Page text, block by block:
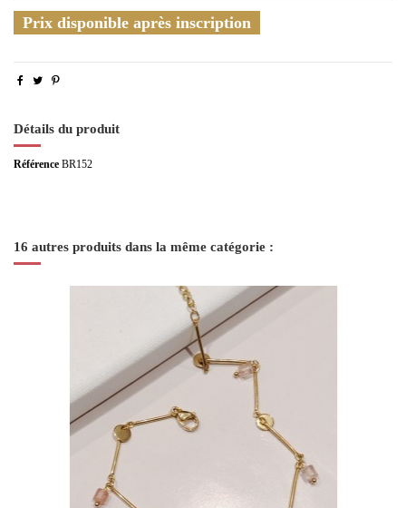
Prix disponible après inscription
Détails du produit
Référence BR152
16 autres produits dans la même catégorie :